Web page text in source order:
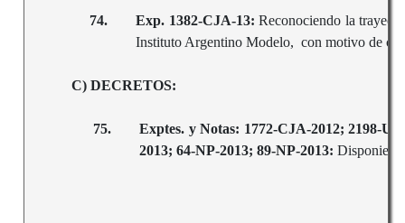
74. Exp. 1382-CJA-13: Reconociendo la
Instituto Argentino Modelo, con motivo de
C) DECRETOS:
75.
Exptes. y Notas: 1772-CJA-2012; 2198-
2013; 64-NP-2013; 89-NP-2013: